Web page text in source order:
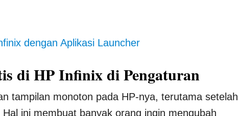
dengan Aplikasi Launcher
di HP Infinix di Pengaturan
tampilan monoton pada HP-nya, terutama setelah
ini membuat banyak orang ingin mengubah